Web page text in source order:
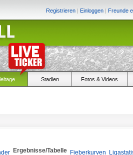
Registrieren | Einloggen | Freunde
Stadien Fotos & Videos
Ergebnisse/Tabelle Fieberkurven